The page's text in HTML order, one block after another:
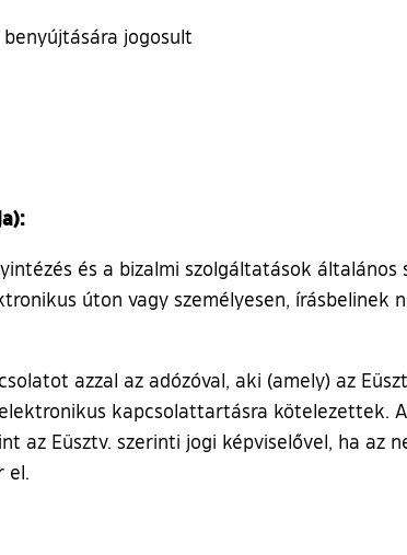
jogosult
és a bizalmi szolgáltatások általános
úton vagy személyesen,
azzal az adózóval, aki (amely) az
kapcsolattartásra kötelezettek.
az Eüsztv. szerinti jogi képviselővel, ha az
el.